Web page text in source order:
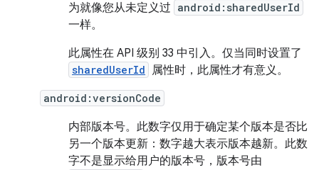
为就像您从未定义过 android:sharedUserId
一样。
此属性在 API 级别 33 中引入。仅当同时设置了
sharedUserId 属性时，此属性才有意义。
android:versionCode
内部版本号。此数字仅用于确定某个版本是否比
另一个版本更新：数字越大表示版本越新。此数
字不是显示给用户的版本号，版本号由